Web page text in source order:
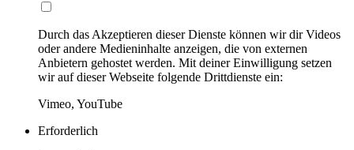
Durch das Akzeptieren dieser Dienste können wir dir Videos
oder andere Medieninhalte anzeigen, die von externen
Anbietern gehostet werden. Mit deiner Einwilligung setzen
wir auf dieser Webseite folgende Drittdienste ein:
Vimeo, YouTube
Erforderlich